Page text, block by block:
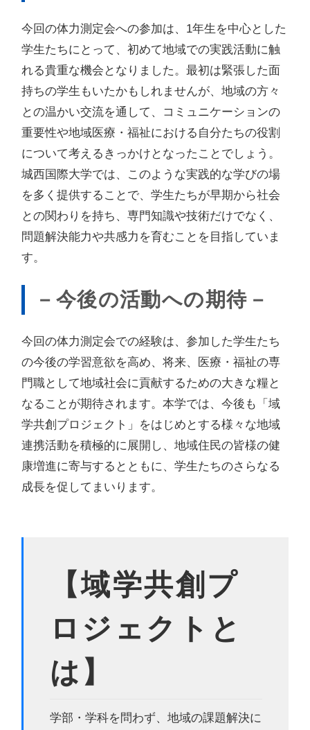
今回の体力測定会への参加は、1年生を中心とした
学生たちにとって、初めて地域での実践活動に触
れる貴重な機会となりました。最初は緊張した面
持ちの学生もいたかもしれませんが、地域の方々
との温かい交流を通して、コミュニケーションの
重要性や地域医療・福祉における自分たちの役割
について考えるきっかけとなったことでしょう。
城西国際大学では、このような実践的な学びの場
を多く提供することで、学生たちが早期から社会
との関わりを持ち、専門知識や技術だけでなく、
問題解決能力や共感力を育むことを目指していま
す。
－今後の活動への期待－
今回の体力測定会での経験は、参加した学生たち
の今後の学習意欲を高め、将来、医療・福祉の専
門職として地域社会に貢献するための大きな糧と
なることが期待されます。本学では、今後も「域
学共創プロジェクト」をはじめとする様々な地域
連携活動を積極的に展開し、地域住民の皆様の健
康増進に寄与するとともに、学生たちのさらなる
成長を促してまいります。
【域学共創プ
ロジェクトと
は】
学部・学科を問わず、地域の課題解決に